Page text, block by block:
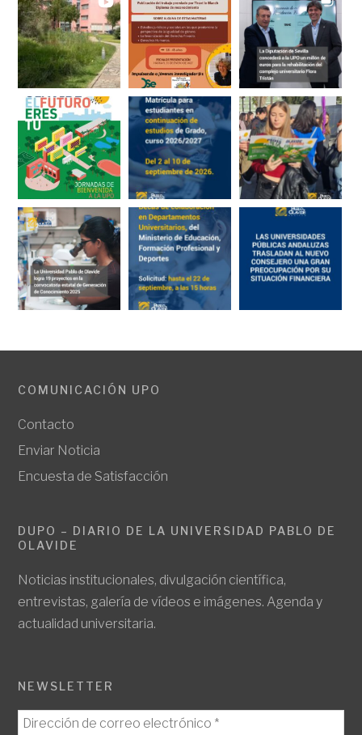
COMUNICACIÓN UPO
Contacto
Enviar Noticia
Encuesta de Satisfacción
DUPO – DIARIO DE LA UNIVERSIDAD PABLO DE
OLAVIDE
Noticias institucionales, divulgación científica,
entrevistas, galería de vídeos e imágenes. Agenda y
actualidad universitaria.
NEWSLETTER